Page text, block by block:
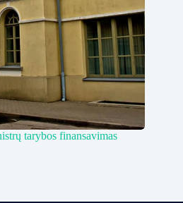
tarybos finansavimas